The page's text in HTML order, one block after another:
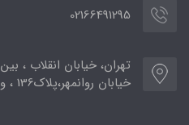
02166491295
خیابان روانمهر،پلاک136 ، واحد1